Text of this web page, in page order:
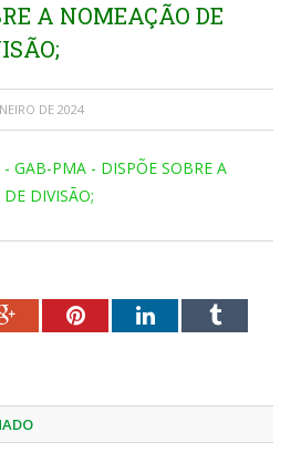
A NOMEAÇÃO DE
DE 2024
GAB-PMA - DISPÕE SOBRE A
DIVISÃO;
Google+PinterestLinkedInTumblr